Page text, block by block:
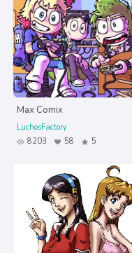
Max Comix
LuchosFactory
8203
58 5